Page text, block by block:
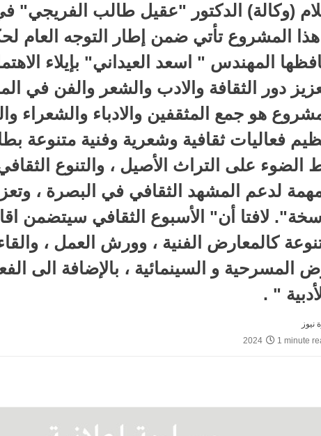
(وكالة) الدكتور "عقيل طالب
هذا المشروع تأتي ضمن إطار التوجه العام
المهندس " اسعد العيداني" بإيلاء
دور الثقافة والادب والشعر والفن في
هو جمع المثقفين والادباء والشعراء
فعاليات ثقافية وشعرية وفنية متنوعة
الضوء على التراث الأصيل ، والتنوع
لدعم المشهد الثقافي في البصرة ، وتعزيز
لافتا أن" الأسبوع الثقافي سيتضمن
كالمعارض الفنية ، وورش العمل ،
المسرحية و السينمائية ، بالإضافة الى
" .
نيوز
1 minute